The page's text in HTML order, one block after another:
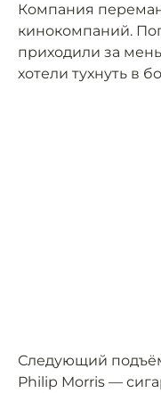
Компания
кинокомпаний.
приходили за
хотели тухнуть в
Следующий
Philip Morris —